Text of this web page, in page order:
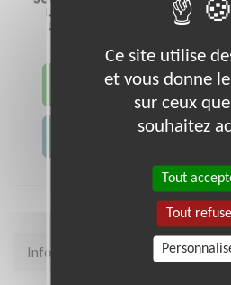
JE DEVIENS
JE CONTACTE
Infos pratiques
Ce site utilise
et vous donne
sur ceux
souhaitez
Tout
Tout